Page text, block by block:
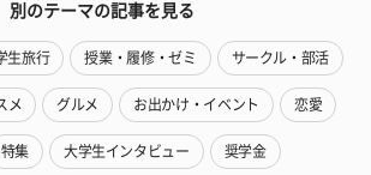
別のテーマの記事を見る
生旅行 授業・履修・ゼミ サークル・部活
メ グルメ お出かけ・イベント 恋愛
特集 大学生インタビュー 奨学金